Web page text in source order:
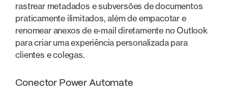
rastrear metadados e subversões de documentos
praticamente ilimitados, além de empacotar e
renomear anexos de e-mail diretamente no Outlook
para criar uma experiência personalizada para
clientes e colegas.
Conector Power Automate